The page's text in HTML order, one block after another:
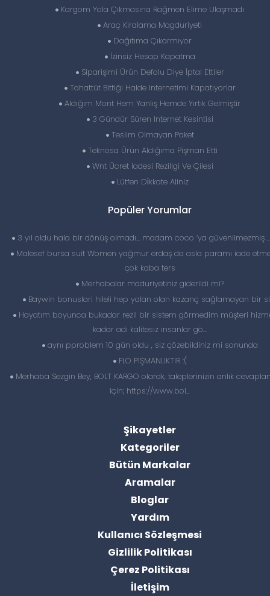
Kargom Yola Çıkmasına Rağmen Elime Ulaşmadı
Araç Kiralama Magduriyeti
Dağıtıma Çıkarmıyor
İzinsiz Hesap Kapatma
Siparişimi Ürün Defolu Diye İptal Ettiler
Tahattüt Bittiği Halde Internetimi Kapatıyorlar
Aldığım Mont Hem Yanlış Hemde Yırtık Gelmiştir
3 Gündür Süren Internet Kesintisi
Teslim Olmayan Paket
Teknosa Ürün Aldığıma Pişman Etti
Wnt Ücret Iadesi Rezillgi Ve Çilesi
Lütfen Di̇kkate Aliniz
Popüler Yorumlar
3 yıl oldu hala bir dönüş olmadı… madam coco ‘ya güvenilmezmiş
Malesef bursa suit Women yağmur erdaş da asla paramı iade
çok kaba ters
Merhabalar maduriyetiniz giderildi mi?
Baywin bonuslari hileli hep yalan olan kazanç sağlamayan bir
Hayatım boyunca bukadar rezil bir sistem görmedim müşteri
kadar adi kalitesiz insanlar gö...
aynı pproblem 10 gün oldu , siz çözebildiniz mi sonunda
FLO PİŞMANLIKTIR :(
Merhaba Sezgin Bey, BOLT KARGO olarak, taleplerinizin anlık
için; https://www.bol...
Şikayetler
Kategoriler
Bütün Markalar
Aramalar
Bloglar
Yardım
Kullanıcı Sözleşmesi
Gizlilik Politikası
Çerez Politikası
İletişim